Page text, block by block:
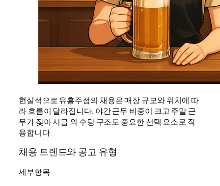
현실적으로 유흥주점의 채용은 매장 규모와 위치에 따
라 흐름이 달라집니다. 야간 근무 비중이 크고 주말 근
무가 잦아 시급 외 수당 구조도 중요한 선택 요소로 작
용합니다.
채용 트렌드와 공고 유형
세부항목